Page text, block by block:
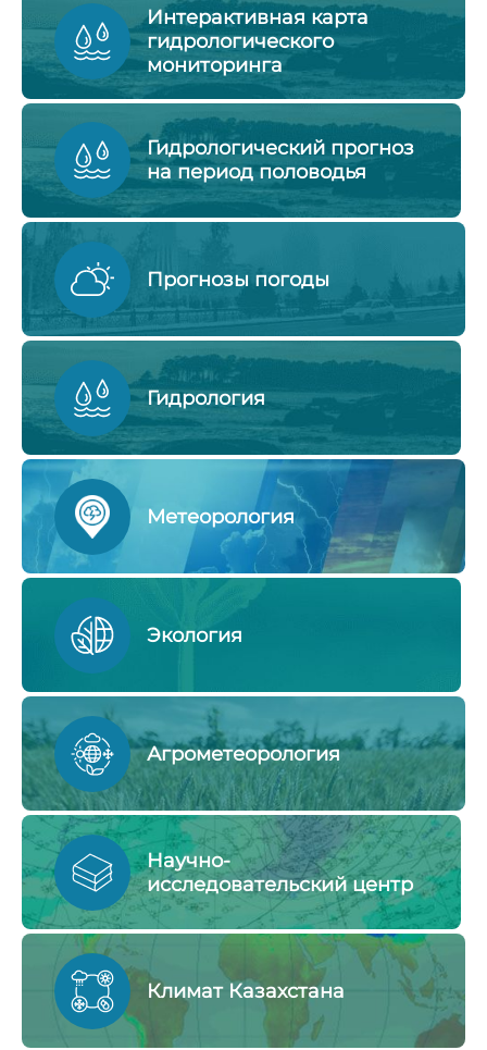
Интерактивная карта
гидрологического
мониторинга
Гидрологический прогноз
на период половодья
Прогнозы погоды
Гидрология
Метеорология
Экология
Агрометеорология
Научно-
исследовательский центр
Климат Казахстана